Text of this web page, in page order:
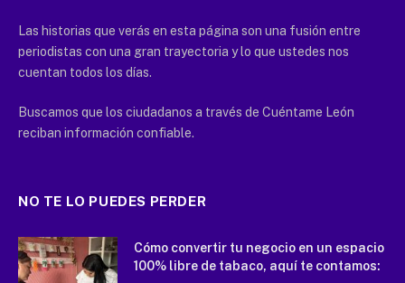
Las historias que verás en esta página son una fusión entre
periodistas con una gran trayectoria y lo que ustedes nos
cuentan todos los días.
Buscamos que los ciudadanos a través de Cuéntame León
reciban información confiable.
NO TE LO PUEDES PERDER
Cómo convertir tu negocio en un espacio
100% libre de tabaco, aquí te contamos: